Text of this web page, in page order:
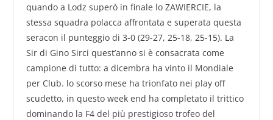
quando a Lodz superò in finale lo ZAWIERCIE, la
stessa squadra polacca affrontata e superata questa
seracon il punteggio di 3-0 (29-27, 25-18, 25-15). La
Sir di Gino Sirci quest’anno si è consacrata come
campione di tutto: a dicembra ha vinto il Mondiale
per Club. lo scorso mese ha trionfato nei play off
scudetto, in questo week end ha completato il trittico
dominando la F4 del più prestigioso trofeo del